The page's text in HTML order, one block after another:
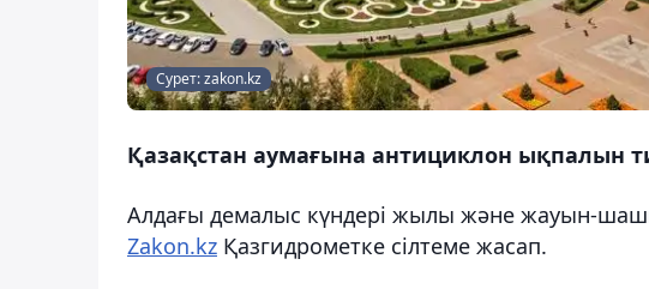
Сурет: zakon.kz
Қазақстан аумағына антициклон ықпалын
Алдағы демалыс күндері жылы және жауын-
Zakon.kz Қазгидрометке сілтеме жасап.